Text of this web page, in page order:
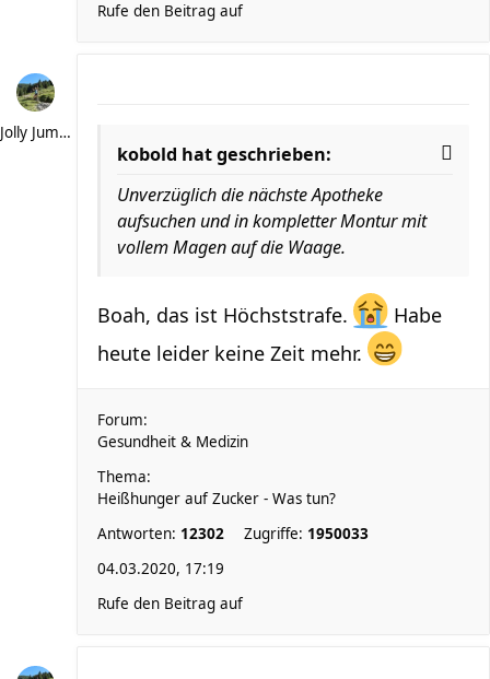
Rufe den Beitrag auf
Jolly Jumper
kobold hat geschrieben:
Unverzüglich die nächste Apotheke
aufsuchen und in kompletter Montur mit
vollem Magen auf die Waage.
Boah, das ist Höchststrafe.
Habe
heute leider keine Zeit mehr.
Forum:
Gesundheit & Medizin
Thema:
Heißhunger auf Zucker - Was tun?
Antworten: 12302 Zugriffe: 1950033
04.03.2020, 17:19
Rufe den Beitrag auf